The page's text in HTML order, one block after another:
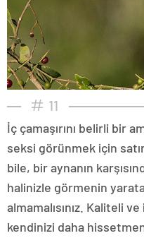
11
İç çamaşırını belirli bir
seksi görünmek için
bile, bir aynanın
halinizle görmenin
almamalısınız. Kaliteli
kendinizi daha